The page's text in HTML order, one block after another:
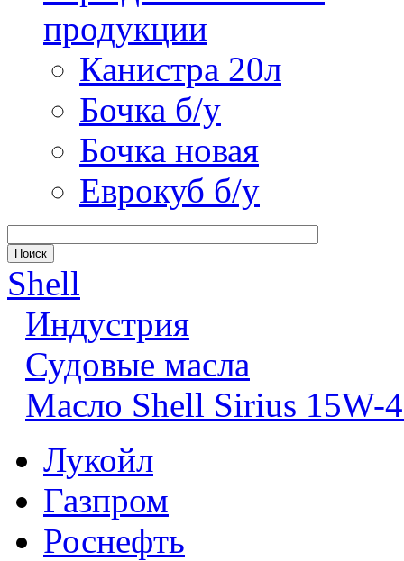
продукции
Канистра 20л
Бочка б/у
Бочка новая
Еврокуб б/у
Shell
Индустрия
Судовые масла
Масло Shell Sirius 15W-
Лукойл
Газпром
Роснефть